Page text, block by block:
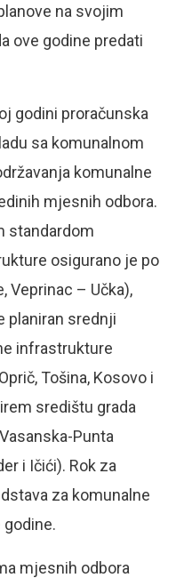
na svojim
ove godine predati
godini proračunska
sa komunalnom
komunalne
mjesnih odbora.
standardom
osigurano je po
Veprinac – Učka),
planiran srednji
infrastrukture
Tošina, Kosovo i
središtu grada
Punta
i Ičići). Rok za
za komunalne
mjesnih odbora